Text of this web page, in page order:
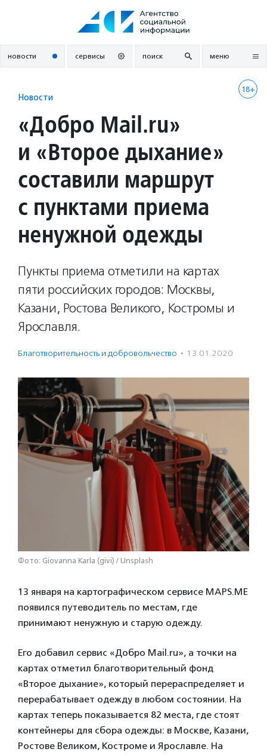
новости сервисы поиск меню
18+
Новости
«Добро Mail.ru»
и «Второе дыхание»
составили маршрут
с пунктами приема
ненужной одежды
Пункты приема отметили на картах
пяти российских городов: Москвы,
Казани, Ростова Великого, Костромы и
Ярославля.
Благотвори­тель­ность и доброволь­чест­во · 13.01.2020
Фото: Giovanna Karla (givi) / Unsplash
13 января на картографическом сервисе MAPS.ME
появился путеводитель по местам, где
принимают ненужную и старую одежду.
Его добавил сервис «Добро Mail.ru», а точки на
картах отметил благотворительный фонд
«Второе дыхание», который перераспределяет и
перерабатывает одежду в любом состоянии. На
картах теперь показывается 82 места, где стоят
контейнеры для сбора одежды: в Москве, Казани,
Ростове Великом, Костроме и Ярославле. На